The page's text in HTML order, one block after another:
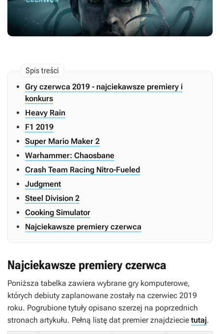
Gry czerwca 2019 - najciekawsze premiery i
konkurs
Heavy Rain
F1 2019
Super Mario Maker 2
Warhammer: Chaosbane
Crash Team Racing Nitro-Fueled
Judgment
Steel Division 2
Cooking Simulator
Najciekawsze premiery czerwca
Najciekawsze premiery czerwca
Poniższa tabelka zawiera wybrane gry komputerowe,
których debiuty zaplanowane zostały na czerwiec 2019
roku. Pogrubione tytuły opisano szerzej na poprzednich
stronach artykułu. Pełną listę dat premier znajdziecie tutaj.